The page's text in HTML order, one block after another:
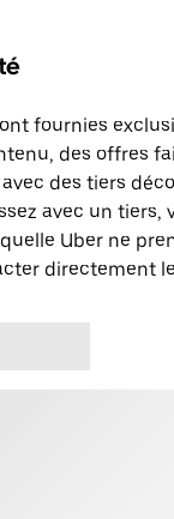
fournies
des offres
des tiers
avec un tiers,
Uber ne
directement